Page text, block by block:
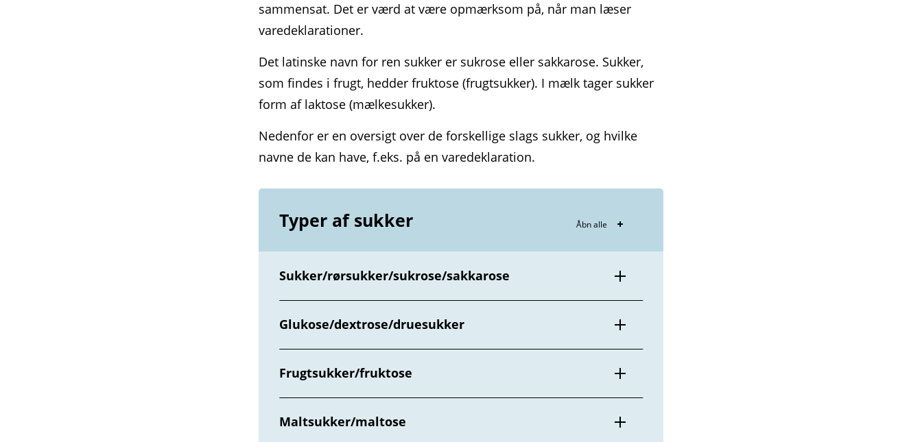
sammensat. Det er værd at være opmærksom på, når man læser
vare­deklarationer.
Det latinske navn for ren sukker er sukrose eller sakkarose. Sukker,
som findes i frugt, hedder fruktose (frugt­sukker). I mælk tager sukker
form af laktose (mælke­sukker).
Nedenfor er en oversigt over de forskellige slags sukker, og hvilke
navne de kan have, f.eks. på en vare­deklaration.
Typer af sukker Åbn alle
Sukker/rørsukker/sukrose/sakkarose
Glukose/dextrose/druesukker
Frugtsukker/fruktose
Maltsukker/maltose